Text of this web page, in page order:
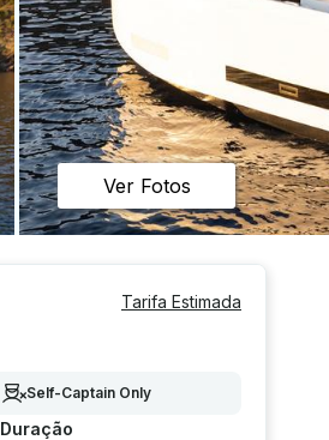
Ver Fotos
Tarifa Estimada
Self-Captain Only
Duração